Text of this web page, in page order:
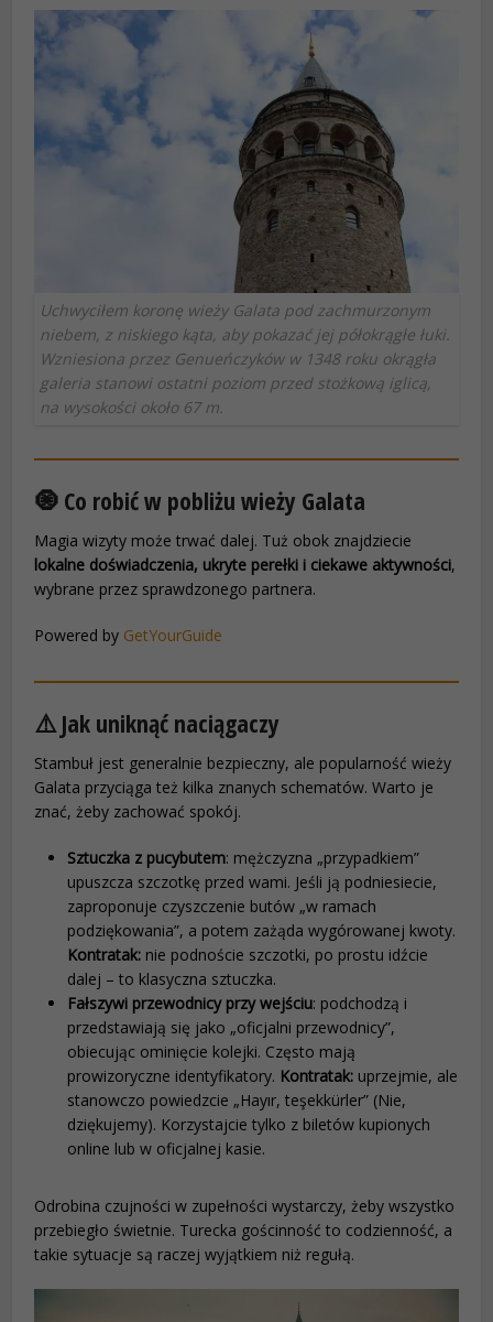
Uchwyciłem koronę wieży Galata pod zachmurzonym
niebem, z niskiego kąta, aby pokazać jej półokrągłe łuki.
Wzniesiona przez Genueńczyków w 1348 roku okrągła
galeria stanowi ostatni poziom przed stożkową iglicą,
na wysokości około 67 m.
🧿 Co robić w pobliżu wieży Galata
Magia wizyty może trwać dalej. Tuż obok znajdziecie
lokalne doświadczenia, ukryte perełki i ciekawe aktywności,
wybrane przez sprawdzonego partnera.
Powered by GetYourGuide
⚠️ Jak uniknąć naciągaczy
Stambuł jest generalnie bezpieczny, ale popularność wieży
Galata przyciąga też kilka znanych schematów. Warto je
znać, żeby zachować spokój.
Sztuczka z pucybutem: mężczyzna „przypadkiem”
upuszcza szczotkę przed wami. Jeśli ją podniesiecie,
zaproponuje czyszczenie butów „w ramach
podziękowania”, a potem zażąda wygórowanej kwoty.
Kontratak: nie podnoście szczotki, po prostu idźcie
dalej – to klasyczna sztuczka.
Fałszywi przewodnicy przy wejściu: podchodzą i
przedstawiają się jako „oficjalni przewodnicy”,
obiecując ominięcie kolejki. Często mają
prowizoryczne identyfikatory. Kontratak: uprzejmie, ale
stanowczo powiedzcie „Hayır, teşekkürler” (Nie,
dziękujemy). Korzystajcie tylko z biletów kupionych
online lub w oficjalnej kasie.
Odrobina czujności w zupełności wystarczy, żeby wszystko
przebiegło świetnie. Turecka gościnność to codzienność, a
takie sytuacje są raczej wyjątkiem niż regułą.